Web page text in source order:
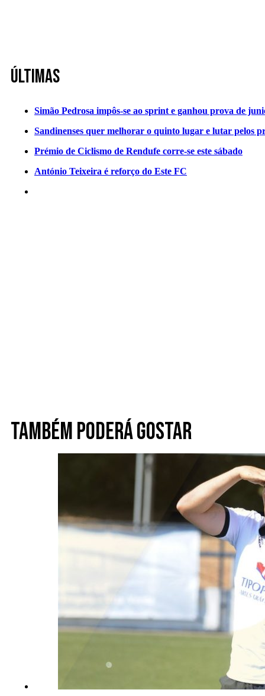
Últimas
Simão Pedrosa impôs-se ao sprint e ganhou prova de
Sandinenses quer melhorar o quinto lugar e lutar pelos
Prémio de Ciclismo de Rendufe corre-se este sábado
António Teixeira é reforço do Este FC
Também poderá gostar